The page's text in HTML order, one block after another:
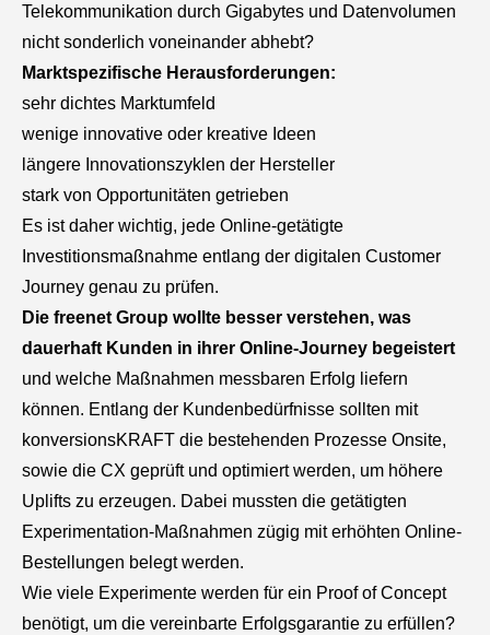
Telekommunikation durch Gigabytes und Datenvolumen
nicht sonderlich voneinander abhebt?
Marktspezifische Herausforderungen:
sehr dichtes Marktumfeld
wenige innovative oder kreative Ideen
längere Innovationszyklen der Hersteller
stark von Opportunitäten getrieben
Es ist daher wichtig, jede Online-getätigte
Investitionsmaßnahme entlang der digitalen Customer
Journey genau zu prüfen.
Die freenet Group wollte besser verstehen, was
dauerhaft Kunden in ihrer Online-Journey begeistert
und welche Maßnahmen messbaren Erfolg liefern
können. Entlang der Kundenbedürfnisse sollten mit
konversionsKRAFT die bestehenden Prozesse Onsite,
sowie die CX geprüft und optimiert werden, um höhere
Uplifts zu erzeugen. Dabei mussten die getätigten
Experimentation-Maßnahmen zügig mit erhöhten Online-
Bestellungen belegt werden.
Wie viele Experimente werden für ein Proof of Concept
benötigt, um die vereinbarte Erfolgsgarantie zu erfüllen?